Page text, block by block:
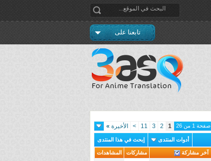
تابعنا على
صفحة 1 من 26 1
2
3
11
> الأخيرة »
أدوات المنتدى إبحث في هذا المنتدى
آخر مشاركة مشاركات المشاهدات